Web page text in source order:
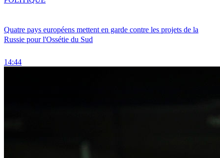
Quatre pays européens mettent en garde contre les projets de la
Russie pour l'Ossétie du Sud
14:44